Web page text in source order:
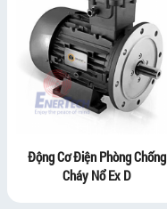
Động Cơ Điện Phòng Chống
Cháy Nổ Ex D